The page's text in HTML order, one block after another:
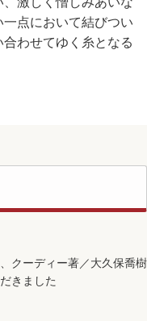
点において結びつい
わせてゆく糸となる
クーディー著／大久保喬樹
きました